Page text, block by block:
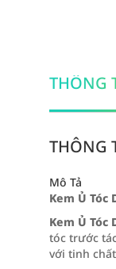
THÔNG
THÔNG
Mô Tả
Kem Ủ Tóc
Kem Ủ Tóc
tóc trước
với tinh